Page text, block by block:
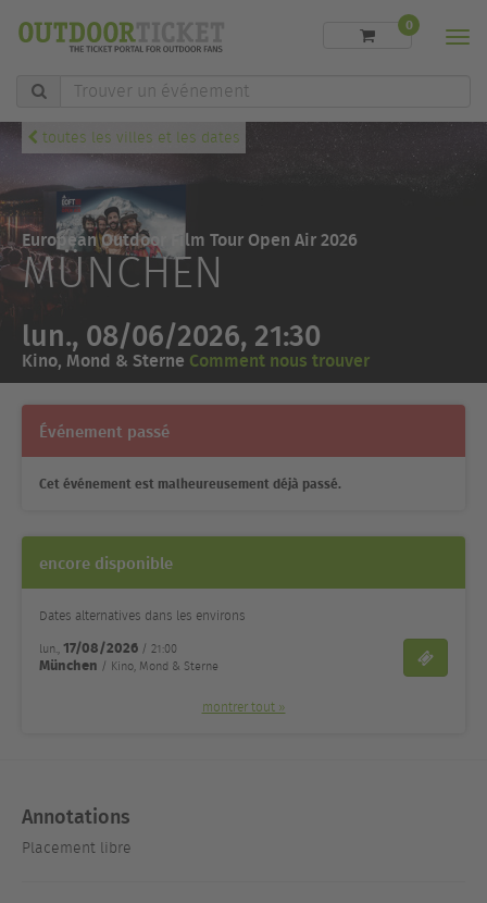
Trouver
0
toutes les villes et les dates
European Outdoor Film Tour Open Air 2026
MÜNCHEN
lun., 08/06/2026, 21:30
Kino, Mond & Sterne Comment nous trouver
Événement passé
Cet événement est malheureusement déjà passé.
encore disponible
Dates alternatives dans les environs
lun.,17/08/2026 / 21:00
München / Kino, Mond & Sterne Billets
montrer tout »
Annotations
Placement libre